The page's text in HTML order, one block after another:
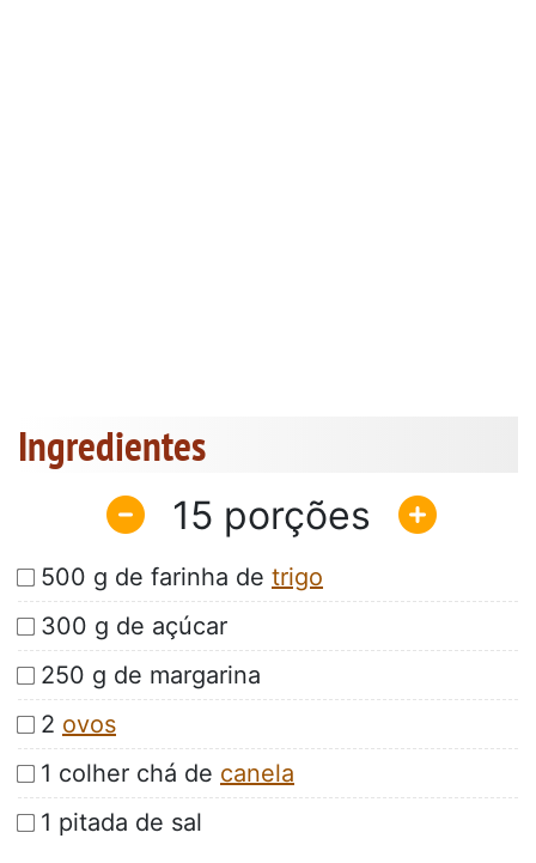
Ingredientes
15
500 g de farinha de trigo
300 g de açúcar
250 g de margarina
2 ovos
1 colher chá de canela
1 pitada de sal